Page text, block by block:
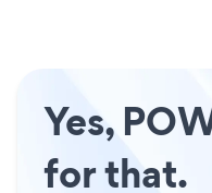
Yes,
for that.